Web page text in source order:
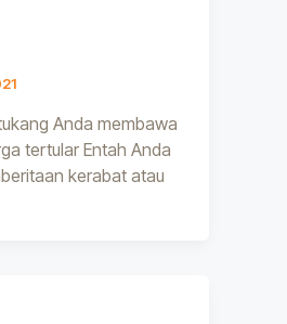
Anda membawa
tertular Entah Anda
kerabat atau